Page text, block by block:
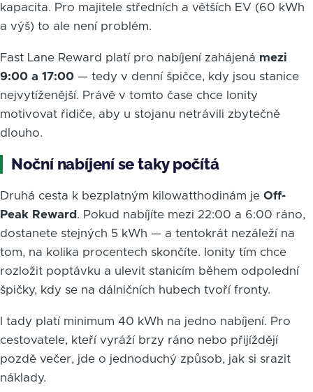
kapacita. Pro majitele středních a větších EV (60 kWh
a výš) to ale není problém.
Fast Lane Reward platí pro nabíjení zahájená mezi
9:00 a 17:00 — tedy v denní špičce, kdy jsou stanice
nejvytíženější. Právě v tomto čase chce Ionity
motivovat řidiče, aby u stojanu netrávili zbytečně
dlouho.
Noční nabíjení se taky počítá
Druhá cesta k bezplatným kilowatthodinám je Off-
Peak Reward . Pokud nabíjíte mezi 22:00 a 6:00 ráno,
dostanete stejných 5 kWh — a tentokrát nezáleží na
tom, na kolika procentech skončíte. Ionity tím chce
rozložit poptávku a ulevit stanicím během odpolední
špičky, kdy se na dálničních hubech tvoří fronty.
I tady platí minimum 40 kWh na jedno nabíjení. Pro
cestovatele, kteří vyráží brzy ráno nebo přijíždějí
pozdě večer, jde o jednoduchý způsob, jak si srazit
náklady.